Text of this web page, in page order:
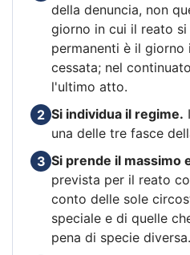
della denuncia, non
giorno in cui il reato
permanenti è il giorno
cessata; nel
l'ultimo atto.
2 Si individua il regime.
una delle tre fasce
3 Si prende il massimo
prevista per il reato
conto delle sole
speciale e di quelle
pena di specie diversa.